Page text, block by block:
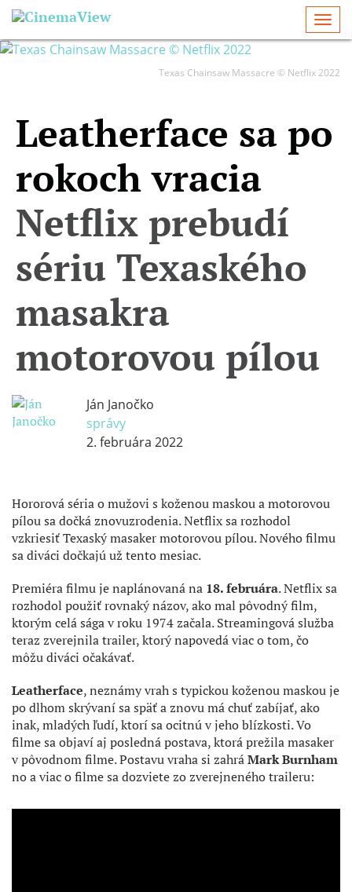
Texas Chainsaw Massacre © Netflix 2022
Leatherface sa po
rokoch vracia
Netflix prebudí
sériu Texaského
masakra
motorovou pílou
Ján Janočko
správy
2. februára 2022
Hororová séria o mužovi s koženou maskou a motorovou
pílou sa dočká znovuzrodenia. Netflix sa rozhodol
vzkriesiť Texaský masaker motorovou pílou. Nového filmu
sa diváci dočkajú už tento mesiac.
Premiéra filmu je naplánovaná na 18. februára. Netflix sa
rozhodol použiť rovnaký názov, ako mal pôvodný film,
ktorým celá sága v roku 1974 začala. Streamingová služba
teraz zverejnila trailer, ktorý napovedá viac o tom, čo
môžu diváci očakávať.
Leatherface, neznámy vrah s typickou koženou maskou je
po dlhom skrývaní sa späť a znovu má chuť zabíjať, ako
inak, mladých ľudí, ktorí sa ocitnú v jeho blízkosti. Vo
filme sa objaví aj posledná postava, ktorá prežila masaker
v pôvodnom filme. Postavu vraha si zahráMark Burnham
no a viac o filme sa dozviete zo zverejneného traileru: